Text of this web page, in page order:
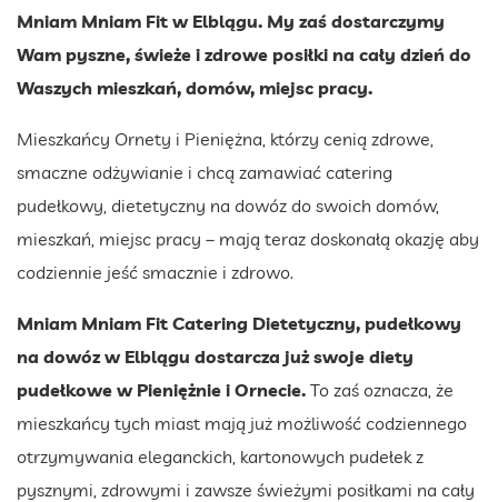
Mniam Mniam Fit w Elblągu. My zaś dostarczymy
Wam pyszne, świeże i zdrowe posiłki na cały dzień do
Waszych mieszkań, domów, miejsc pracy.
Mieszkańcy Ornety i Pieniężna, którzy cenią zdrowe,
smaczne odżywianie i chcą zamawiać catering
pudełkowy, dietetyczny na dowóz do swoich domów,
mieszkań, miejsc pracy – mają teraz doskonałą okazję aby
codziennie jeść smacznie i zdrowo.
Mniam Mniam Fit Catering Dietetyczny, pudełkowy
na dowóz w Elblągu dostarcza już swoje diety
pudełkowe w Pieniężnie i Ornecie. To zaś oznacza, że
mieszkańcy tych miast mają już możliwość codziennego
otrzymywania eleganckich, kartonowych pudełek z
pysznymi, zdrowymi i zawsze świeżymi posiłkami na cały